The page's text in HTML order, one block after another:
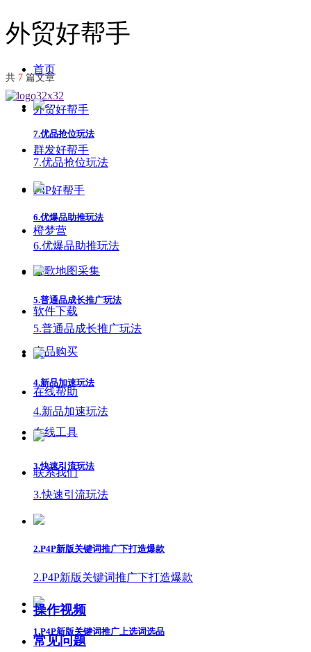
外贸好帮手
首页
外贸好帮手
群发好帮手
P4P好帮手
橙梦营
谷歌地图采集
软件下载
产品购买
在线帮助
在线工具
联系我们
共 7 篇文章
7.优品抢位玩法
7.优品抢位玩法
6.优爆品助推玩法
6.优爆品助推玩法
5.普通品成长推广玩法
5.普通品成长推广玩法
4.新品加速玩法
4.新品加速玩法
3.快速引流玩法
3.快速引流玩法
2.P4P新版关键词推广下打造爆款
2.P4P新版关键词推广下打造爆款
1.P4P新版关键词推广上选词选品
操作视频
常见问题